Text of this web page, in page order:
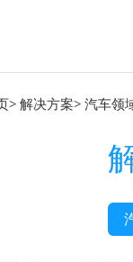
> 解决方案> 汽车领